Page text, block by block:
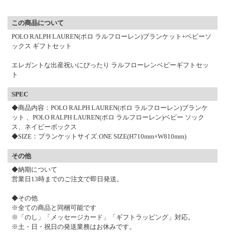
この商品について
POLO RALPH LAUREN(ポロ ラルフローレン)ブランケット+ベビーソ
ックス ギフトセット
エレガントな出産祝いにぴったり ラルフローレンベビーギフトセッ
ト
SPEC
◆商品内容：POLO RALPH LAUREN(ポロ ラルフローレン)ブランケ
ット 、POLO RALPH LAUREN(ポロ ラルフローレン)ベビー ソック
ス、ネイビーボックス
◆SIZE：ブランケットサイズ:ONE SIZE(H710mm×W810mm)
その他
◆納期について
営業日13時までのご注文で即日発送。
◆その他
※全ての商品と同梱可能です
※「のし」「メッセージカード」「ギフトラッピング」対応。
※土・日・祝日の発送業務はお休みです。